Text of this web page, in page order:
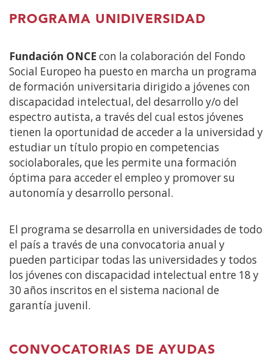
nueva
PROGRAMA UNIDIVERSIDAD
Fundación ONCE con la colaboración del Fondo
Social Europeo ha puesto en marcha un programa
de formación universitaria dirigido a jóvenes con
discapacidad intelectual, del desarrollo y/o del
espectro autista, a través del cual estos jóvenes
tienen la oportunidad de acceder a la universidad y
estudiar un título propio en competencias
sociolaborales, que les permite una formación
óptima para acceder el empleo y promover su
autonomía y desarrollo personal.
El programa se desarrolla en universidades de todo
el país a través de una convocatoria anual y
pueden participar todas las universidades y todos
los jóvenes con discapacidad intelectual entre 18 y
30 años inscritos en el sistema nacional de
garantía juvenil.
CONVOCATORIAS DE AYUDAS